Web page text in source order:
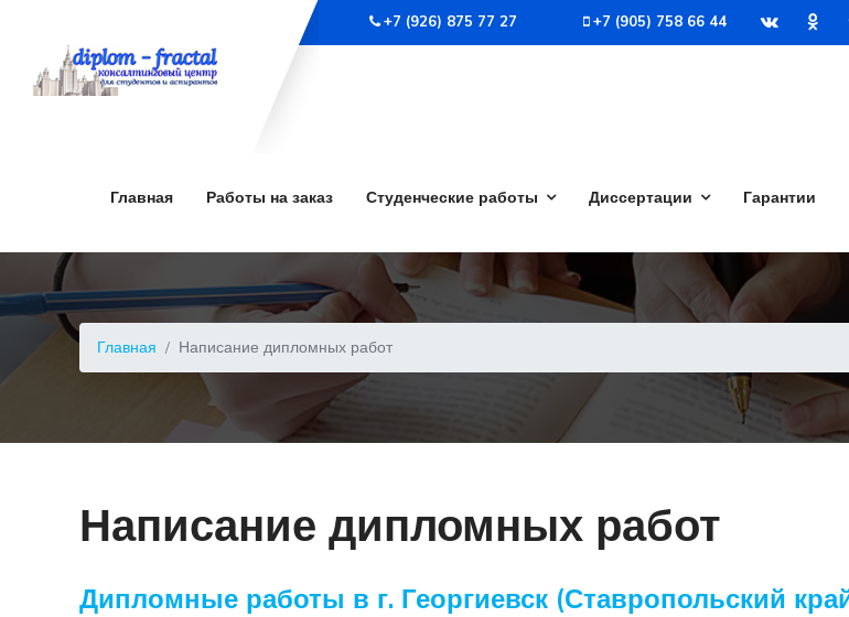
+7 (926) 875 77 27 +7 (905) 758 66 44
Главная Работы на заказ Студенческие работы Диссертации Гарантии
Главная Написание дипломных работ
Написание дипломных работ
Дипломные работы в г. Георгиевск (Ставропольский